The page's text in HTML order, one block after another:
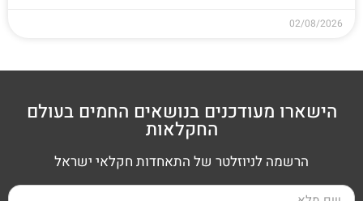
02/08/2026
הישארו מעודכנים בנושאים החמים בעולם
החקלאות
הרשמה לניוזלטר של התאחדות חקלאי ישראל